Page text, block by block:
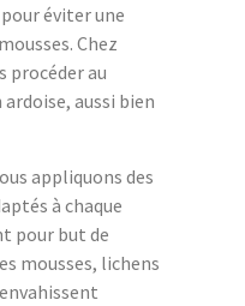
éviter une
Chez
procéder au
aussi bien
appliquons des
à chaque
pour but de
mousses, lichens